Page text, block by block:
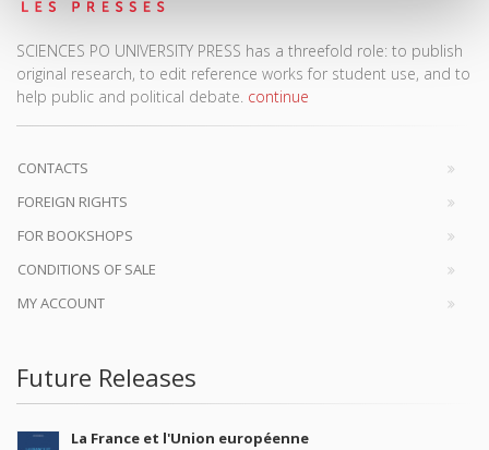
SCIENCES PO UNIVERSITY PRESS has a threefold role: to publish
original research, to edit reference works for student use, and to
help public and political debate. continue
CONTACTS
FOREIGN RIGHTS
FOR BOOKSHOPS
CONDITIONS OF SALE
MY ACCOUNT
Future Releases
La France et l'Union européenne